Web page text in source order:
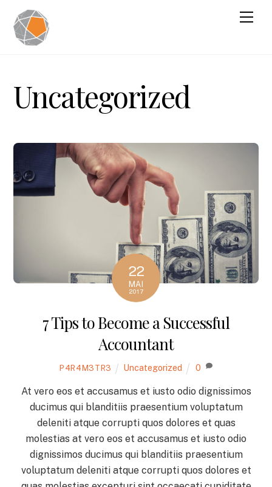
Uncategorized
22
MAI
2017
7 Tips to Become a Successful
Accountant
P4R4M3TR3 Uncategorized 0
At vero eos et accusamus et iusto odio dignissimos
ducimus qui blanditiis praesentium voluptatum
deleniti atque corrupti quos dolores et quas
molestias at vero eos et accusamus et iusto odio
dignissimos ducimus qui blanditiis praesentium
voluptatum deleniti atque corrupti quos dolores et